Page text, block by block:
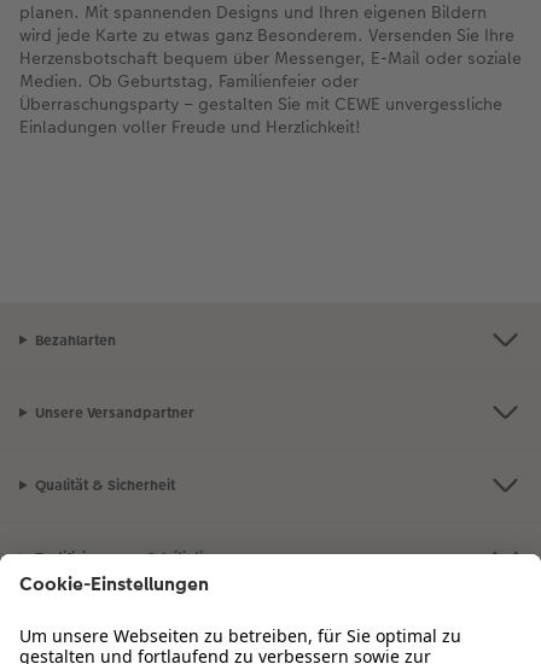
planen. Mit spannenden Designs und Ihren eigenen Bildern
wird jede Karte zu etwas ganz Besonderem. Versenden Sie Ihre
Herzensbotschaft bequem über Messenger, E-Mail oder soziale
Medien. Ob Geburtstag, Familienfeier oder
Überraschungsparty – gestalten Sie mit CEWE unvergessliche
Einladungen voller Freude und Herzlichkeit!
Bezahlarten
Unsere Versandpartner
Qualität & Sicherheit
Zertifizierungen & Initiativen
CEWE Fotowelt